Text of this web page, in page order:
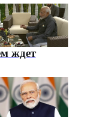
ждет